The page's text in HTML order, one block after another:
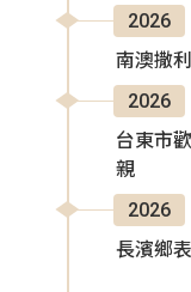
2026
南澳撒
2026
台東市
親
2026
長濱鄉